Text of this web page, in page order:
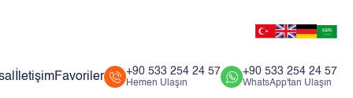
İletişimFavoriler +90 533 254 24 57
Hemen Ulaşın
+90 533 254 24 57
WhatsApp'tan Ulaşın